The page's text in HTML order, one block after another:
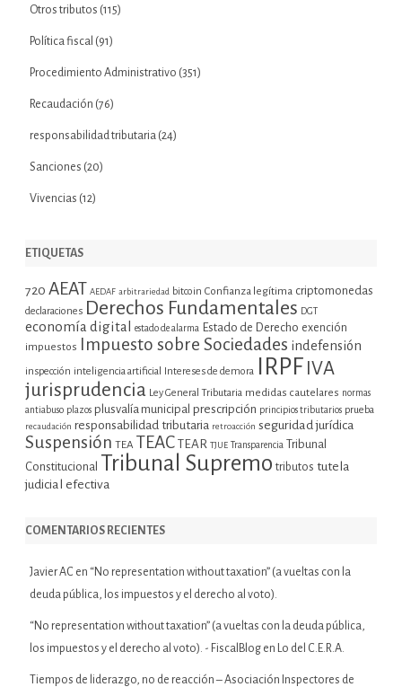
Otros tributos (115)
Política fiscal (91)
Procedimiento Administrativo (351)
Recaudación (76)
responsabilidad tributaria (24)
Sanciones (20)
Vivencias (12)
ETIQUETAS
720 AEAT AEDAF arbitrariedad bitcoin Confianza legítima criptomonedas
declaraciones Derechos Fundamentales DGT
economía digital estado de alarma Estado de Derecho exención
impuestos Impuesto sobre Sociedades indefensión
inspección inteligencia artificial Intereses de demora IRPF IVA
jurisprudencia Ley General Tributaria medidas cautelares normas
antiabuso plazos plusvalía municipal prescripción principios tributarios prueba
recaudación responsabilidad tributaria retroacción seguridad jurídica
Suspensión TEA TEAC TEAR TJUE Transparencia Tribunal
Constitucional Tribunal Supremo tributos tutela
judicial efectiva
COMENTARIOS RECIENTES
Javier AC en “No representation without taxation” (a vueltas con la
deuda pública, los impuestos y el derecho al voto).
“No representation without taxation” (a vueltas con la deuda pública,
los impuestos y el derecho al voto). - FiscalBlog en Lo del C.E.R.A.
Tiempos de liderazgo, no de reacción – Asociación Inspectores de